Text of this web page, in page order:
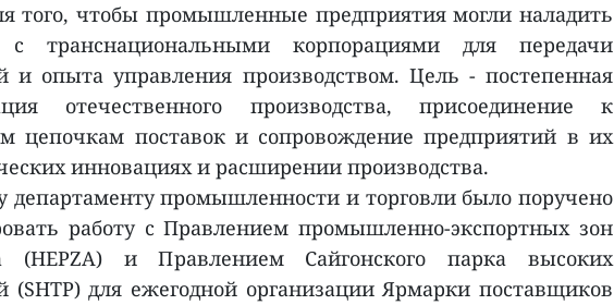
того, чтобы промышленные предприятия могли наладить
с транснациональными корпорациями для передачи
и опыта управления производством. Цель - постепенная
отечественного производства, присоединение к
цепочкам поставок и сопровождение предприятий в их
инновациях и расширении производства.
департаменту промышленности и торговли было поручено
работу с Правлением промышленно-экспортных зон
(HEPZA) и Правлением Сайгонского парка высоких
(SHTP) для ежегодной организации Ярмарки поставщиков